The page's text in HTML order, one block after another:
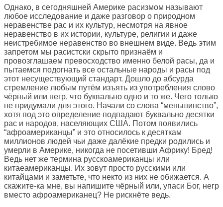
Однако, в сегодняшней Америке расизмом называют
любое исследование и даже разговор о природном
неравенстве рас и их культур, несмотря на явное
неравенство в их истории, культуре, религии и даже
неистребимое неравенство во внешнем виде. Ведь этим
запретом мы расистски скрыто признаём и
провозглашаем превосходство именно белой расы, да и
пытаемся подогнать все остальные народы и расы под
этот несуществующий стандарт. Дошло до абсурда
стремление любым путём изъять из употребления слово
чёрный или негр, что буквально одно и то же. Чего только
не придумали для этого. Начали со слова “меньшинство”,
хотя под это определение подпадают буквально десятки
рас и народов, населяющих США. Потом появились
“афроамериканцы” и это относилось к десяткам
миллионов людей чьи даже далёкие предки родились и
умерли в Америке, никогда не посетивши Африку! Бред!
Ведь нет же термина русскоамериканцы или
китаеамериканцы. Их зовут просто русскими или
китайцами и заметьте, что некто из них не обижается. А
скажите-ка мне, вы напишите чёрный или, упаси Бог, негр
вместо афроамериканец? Не рискнёте ведь.